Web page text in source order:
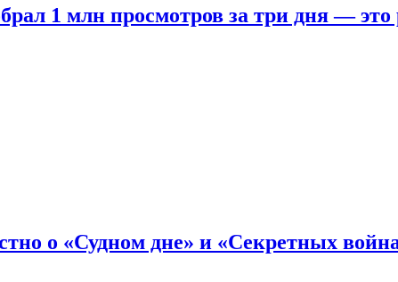
1 млн просмотров за три дня — это
о «Судном дне» и «Секретных